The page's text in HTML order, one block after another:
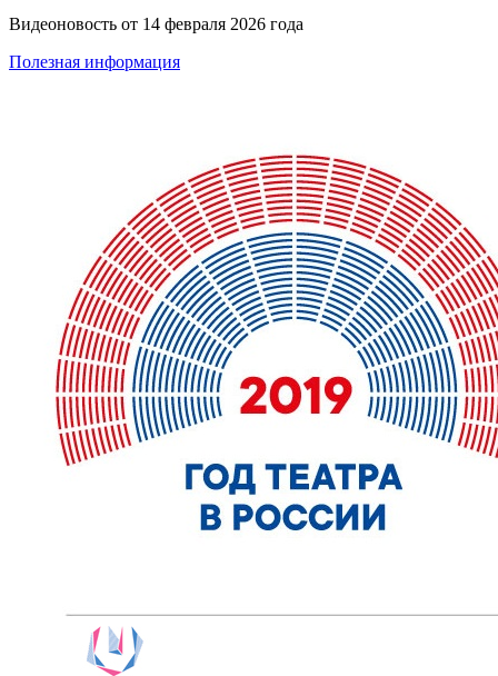
Видеоновость от 14 февраля 2026 года
Полезная информация